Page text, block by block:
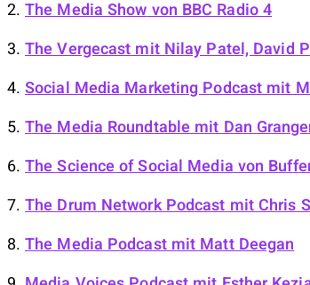
The Media Show von BBC Radio 4
The Vergecast mit Nilay Patel, David
Social Media Marketing Podcast mit
The Media Roundtable mit Dan
The Science of Social Media von
The Drum Network Podcast mit Chris
The Media Podcastmit Matt Deegan